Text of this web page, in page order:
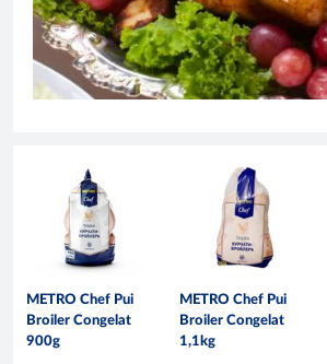
METRO Chef Pui
Broiler Congelat
900g
METRO Chef Pui
Broiler Congelat
1,1kg